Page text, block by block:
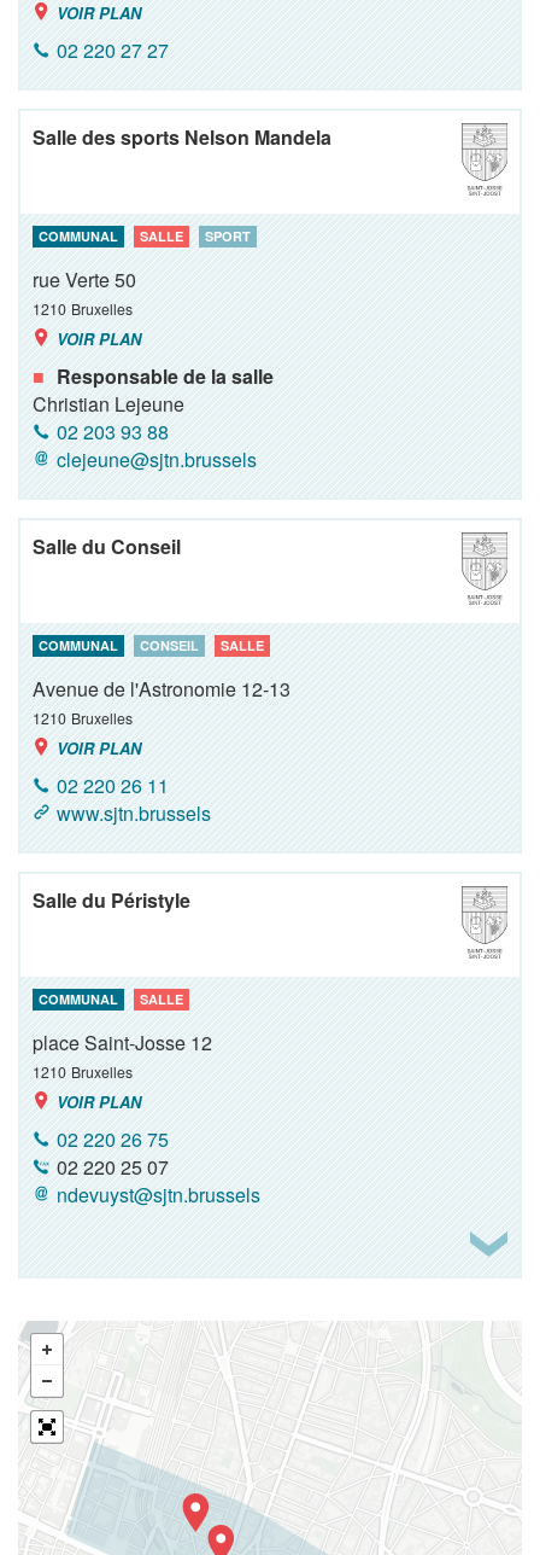
VOIR PLAN
02 220 27 27
Salle des sports Nelson Mandela
COMMUNAL SALLE SPORT
rue Verte 50
1210 Bruxelles
VOIR PLAN
Responsable de la salle
Christian Lejeune
02 203 93 88
clejeune@sjtn.brussels
Salle du Conseil
COMMUNAL CONSEIL SALLE
Avenue de l'Astronomie 12-13
1210 Bruxelles
VOIR PLAN
02 220 26 11
www.sjtn.brussels
Salle du Péristyle
COMMUNAL SALLE
place Saint-Josse 12
1210 Bruxelles
VOIR PLAN
02 220 26 75
02 220 25 07
ndevuyst@sjtn.brussels